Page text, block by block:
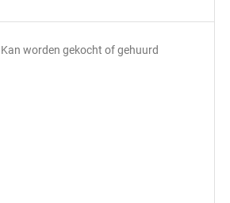
Kan worden gekocht of gehuurd